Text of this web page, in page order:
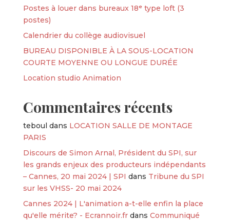
Postes à louer dans bureaux 18ᵉ type loft (3
postes)
Calendrier du collège audiovisuel
BUREAU DISPONIBLE À LA SOUS-LOCATION
COURTE MOYENNE OU LONGUE DURÉE
Location studio Animation
Commentaires récents
teboul dans LOCATION SALLE DE MONTAGE
PARIS
Discours de Simon Arnal, Président du SPI, sur
les grands enjeux des producteurs indépendants
– Cannes, 20 mai 2024 | SPI dans Tribune du SPI
sur les VHSS- 20 mai 2024
Cannes 2024 | L'animation a-t-elle enfin la place
qu'elle mérite? - Ecrannoir.frdans Communiqué